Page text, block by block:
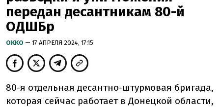
передан десантникам 80-й
ОДШБр
OKKO — 17 АПРЕЛЯ 2024, 17:15
80-я отдельная десантно-штурмовая бригада,
которая сейчас работает в Донецкой области,